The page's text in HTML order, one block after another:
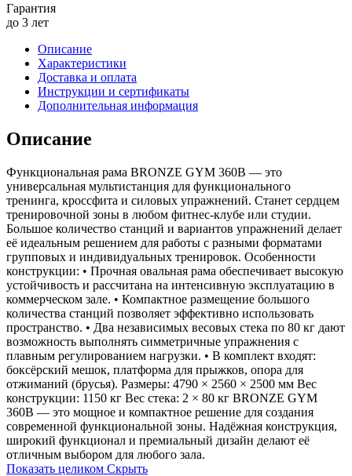
Гарантия
до 3 лет
Описание
Характеристики
Доставка и оплата
Инструкции и сертификаты
Дополнительная информация
Описание
Функциональная рама BRONZE GYM 360B — это
универсальная мультистанция для функционального
тренинга, кроссфита и силовых упражнений. Станет сердцем
тренировочной зоны в любом фитнес-клубе или студии.
Большое количество станций и вариантов упражнений делает
её идеальным решением для работы с разными форматами
групповых и индивидуальных тренировок. Особенности
конструкции: • Прочная овальная рама обеспечивает высокую
устойчивость и рассчитана на интенсивную эксплуатацию в
коммерческом зале. • Компактное размещение большого
количества станций позволяет эффективно использовать
пространство. • Два независимых весовых стека по 80 кг дают
возможность выполнять симметричные упражнения с
плавным регулированием нагрузки. • В комплект входят:
боксёрский мешок, платформа для прыжков, опора для
отжиманий (брусья). Размеры: 4790 × 2560 × 2500 мм Вес
конструкции: 1150 кг Вес стека: 2 × 80 кг BRONZE GYM
360B — это мощное и компактное решение для создания
современной функциональной зоны. Надёжная конструкция,
широкий функционал и премиальный дизайн делают её
отличным выбором для любого зала.
Показать целиком Скрыть